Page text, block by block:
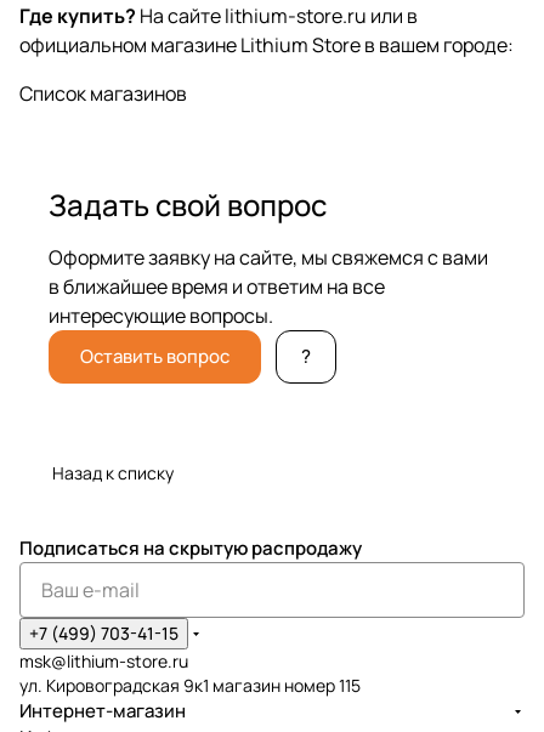
Где купить? На сайтеlithium-store.ru или в
официальном магазине Lithium Store в вашем городе:
Список магазинов
Задать свой вопрос
Оформите заявку на сайте, мы свяжемся с вами
в ближайшее время и ответим на все
интересующие вопросы.
Оставить вопрос ?
Назад к списку
Подписаться на скрытую распродажу
+7 (499) 703-41-15
msk@lithium-store.ru
ул. Кировоградская 9к1 магазин номер 115
Интернет-магазин